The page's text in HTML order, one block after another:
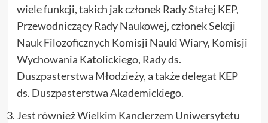
wiele funkcji, takich jak członek Rady Stałej KEP,
Przewodniczący Rady Naukowej, członek Sekcji
Nauk Filozoficznych Komisji Nauki Wiary, Komisji
Wychowania Katolickiego, Rady ds.
Duszpasterstwa Młodzieży, a także delegat KEP
ds. Duszpasterstwa Akademickiego.
Jest również Wielkim Kanclerzem Uniwersytetu